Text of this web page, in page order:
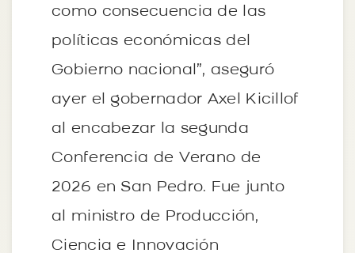
como consecuencia de las
políticas económicas del
Gobierno nacional”, aseguró
ayer el gobernador Axel Kicillof
al encabezar la segunda
Conferencia de Verano de
2026 en San Pedro. Fue junto
al ministro de Producción,
Ciencia e Innovación